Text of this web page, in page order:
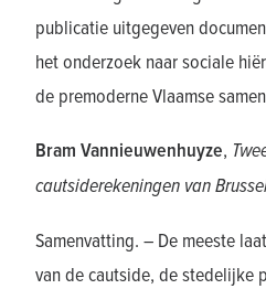
publicatie uitgegeven
het onderzoek naar sociale
de premoderne Vlaamse
Bram Vannieuwenhuyze,
cautsiderekeningen van
Samenvatting. – De meeste
van de cautside, de stedelijke